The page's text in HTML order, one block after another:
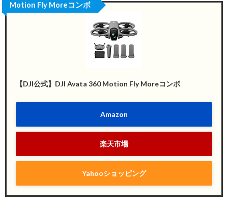
【DJI公式】DJI Avata 360 Motion Fly Moreコンボ
Amazon
楽天市場
Yahooショッピング
Motion Fly Moreコンボ